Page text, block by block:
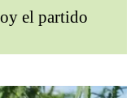
el partido